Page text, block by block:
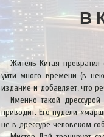
В
Житель Китая
уйти много времени (в
издание и добавляет, что
Именно такой
приводит. Его пудели
не в дрессуре человеком